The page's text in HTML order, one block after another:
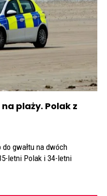
plaży. Polak z
do gwałtu na dwóch
letni Polak i 34-letni